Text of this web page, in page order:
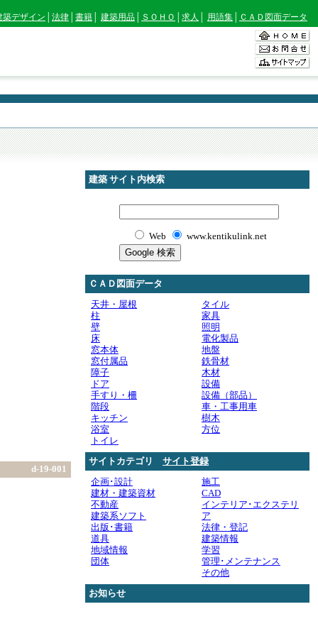
築デザイン 法律 書籍 建築用品 ＳＯＨＯ 求人 用語集 ＣＡＤ図面データ
d-19-001
建築 サイト内検索
Web www.kentikulink.net
ＣＡＤ図面データ
天井・屋根
柱
壁
床
窓本体
窓付属品
障子
ドア
手すり・柵
階段
キッチン
浴室
トイレ
タイル
家具
照明
電化製品
地盤
鉄骨材
木材
設備
設備（部品）
車・工事用車
樹木
方位
サイトカテゴリ サイト登録
企画･設計
建材・建築資材
不動産
建築系ソフト
出版･書籍
道具
地域情報
団体
施工
CAD
インテリア･エクステリ
ア
法律・登記
建築情報
学習
管理･メンテナンス
その他
お知らせ